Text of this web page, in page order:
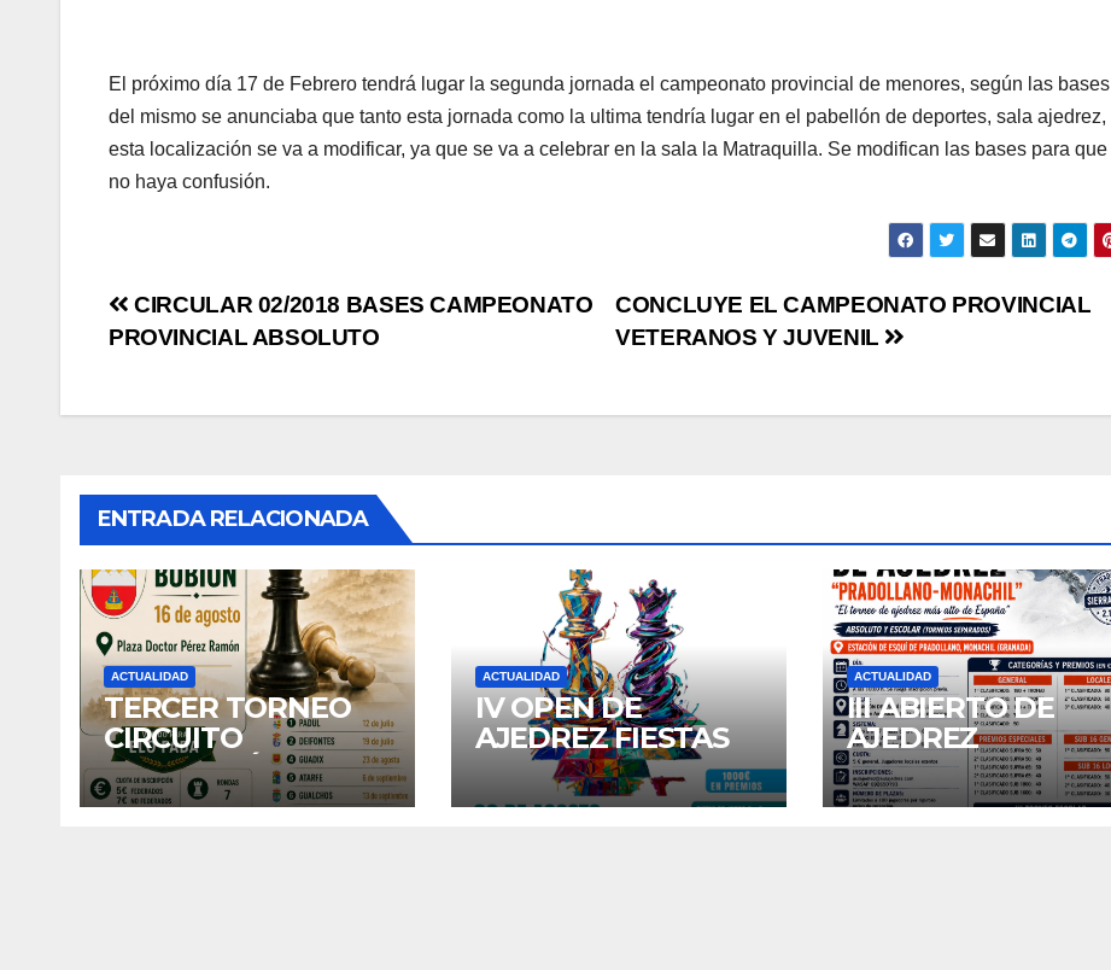
El próximo día 17 de Febrero tendrá lugar la segunda jornada el campeonato provincial de menores, según las bases
del mismo se anunciaba que tanto esta jornada como la ultima tendría lugar en el pabellón de deportes, sala ajedrez,
esta localización se va a modificar, ya que se va a celebrar en la sala la Matraquilla. Se modifican las bases para que
no haya confusión.
Navegación
entradas
CONCLUYE EL CAMPEONATO PROVINCIAL
VETERANOS Y JUVENIL
CIRCULAR 02/2018 BASES CAMPEONATO
PROVINCIAL ABSOLUTO
ENTRADA RELACIONADA
ACTUALIDAD
TERCER TORNEO
CIRCUITO
DIPUTACIÓN:
BUBION
ACTUALIDAD
IV OPEN DE
AJEDREZ FIESTAS
DE SAN AGUSTIN
2026
ACTUALIDAD
III ABIERTO DE
AJEDREZ
“PRADOLLANO –
MONACHIL”
Paso